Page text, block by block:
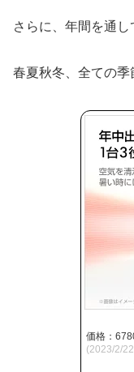
さらに、年間を通し
春夏秋冬、全ての季
価格：
(2023/2/